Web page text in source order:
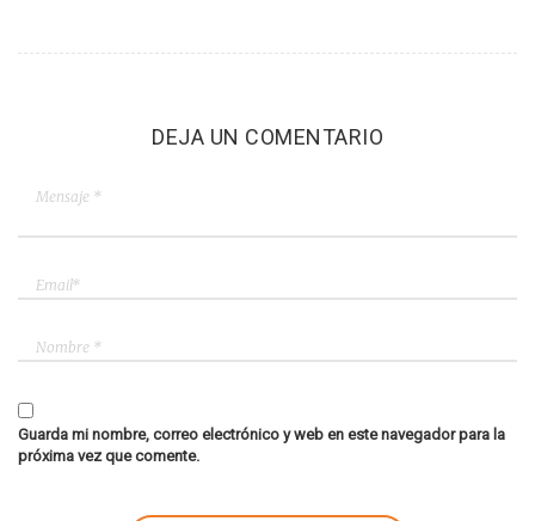
DEJA UN COMENTARIO
Guarda mi nombre, correo electrónico y web en este navegador para la
próxima vez que comente.